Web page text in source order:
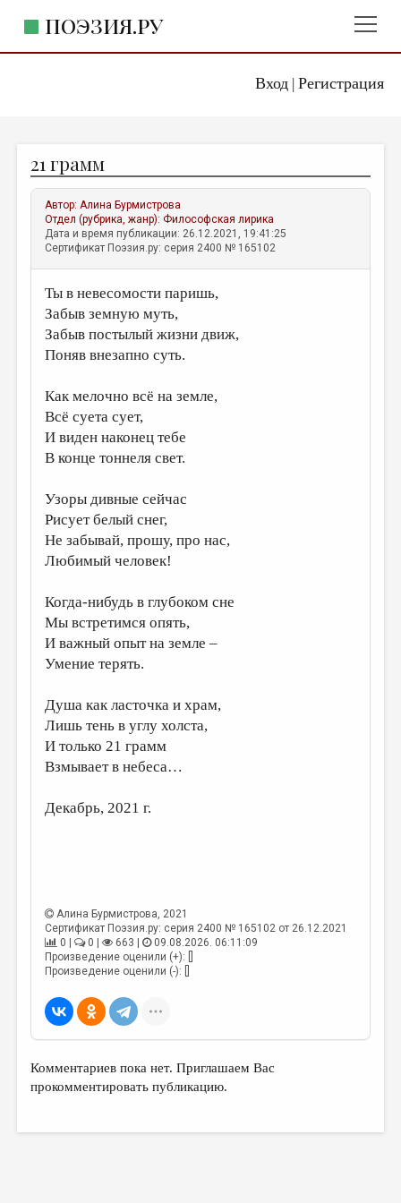
Вход| Регистрация
ПОЭЗИЯ.РУ
ЖАНРЫ
АВТОРЫ
КОММЕНТАРИИ
ЛИТСАЛОН
НОВОСТИ
ПРАВИЛА САЙТА
ИЗБРАННОЕ
ДАЙДЖЕСТ
ПРОИЗВЕДЕНИЯ
ПЕРЕВОДЫ
КОНКУРСЫ
ДЕТСКАЯ КОМНАТА
ОБЗОР ЛИТЕРАТУРЫ
СТРАНИЦЫ ПАМЯТИ
КОЛОНКА РЕДАКТОРА
РЕДКОЛЛЕГИЯ
ОТ РЕДАКЦИИ
МАЛАЯ ПРОЗА
ПУБЛИЦИСТИКА
РЕЦЕНЗИРОВАНИЕ
ЦИКЛЫ ПУБЛИКАЦИЙ
ТРЕДИАКОВСКИЙ
ВКОНТАКТЕ
21 грамм
Автор:Алина Бурмистрова
Отдел (рубрика, жанр):Философская лирика
Дата и время публикации: 26.12.2021, 19:41:25
Сертификат Поэзия.ру: серия 2400 № 165102
Ты в невесомости паришь,
Забыв земную муть,
Забыв постылый жизни движ,
Поняв внезапно суть.
Как мелочно всё на земле,
Всё суета сует,
И виден наконец тебе
В конце тоннеля свет.
Узоры дивные сейчас
Рисует белый снег,
Не забывай, прошу, про нас,
Любимый человек!
Когда-нибудь в глубоком сне
Мы встретимся опять,
И важный опыт на земле –
Умение терять.
Душа как ласточка и храм,
Лишь тень в углу холста,
И только 21 грамм
Взмывает в небеса…
Декабрь, 2021 г.
Алина Бурмистрова, 2021
Сертификат Поэзия.ру: серия 2400 № 165102 от 26.12.2021
0 |
0 | 663 |
09.08.2026. 06:11:09
Произведение оценили (+): []
Произведение оценили (-): []
Комментариев пока нет. Приглашаем Вас
прокомментировать публикацию.